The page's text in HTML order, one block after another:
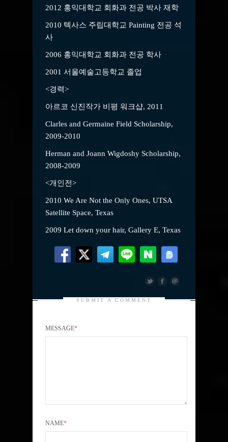
2012 홍익대학교 회화과 전공 박사 재학
2010 텍사스 주립대학교 Painting 전공 석
사
2006 홍익대학교 회화과 전공 학사
2001 서울예술고등학교 졸업
<경력>
아르코 신진작가 비평 워크샵, 2011
Clarles and Germaine Field Scholarship,
2009-2010
Herman and Joann Wigdoshy Scholarship,
2008-2009
<개인전>
2010 We Are Not the Only Ones, UTSA
Satellite Space, Texas
2009 Let down your hair, Gallery E, Texas
SUBMIT A COMMENT
MESSAGE*
NAME*